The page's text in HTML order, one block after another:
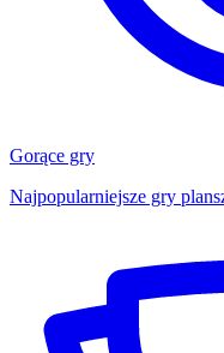
Gorące gry
Najpopularniejsze gry